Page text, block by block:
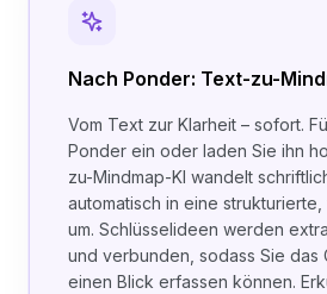
Nach Ponder: Text-zu-
Vom Text zur Klarheit – sofort.
Ponder ein oder laden Sie ihn
zu-Mindmap-KI wandelt
automatisch in eine
um. Schlüsselideen werden
und verbunden, sodass Sie das
einen Blick erfassen können.